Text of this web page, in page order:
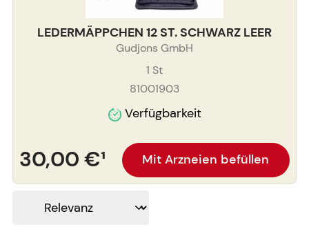
LEDERMÄPPCHEN 12 ST. SCHWARZ LEER
Gudjons GmbH
1 St
81001903
Verfügbarkeit
30,00 €¹ Mit Arzneien befüllen